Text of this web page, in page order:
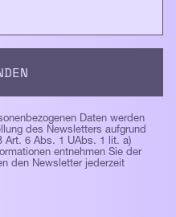
Daten werden
des Newsletters aufgrund
Art. 6 Abs. 1 UAbs. 1 lit. a)
entnehmen Sie der
den Newsletter jederzeit